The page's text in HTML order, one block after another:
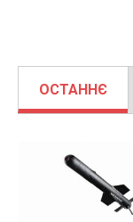
ОСТАННЄ